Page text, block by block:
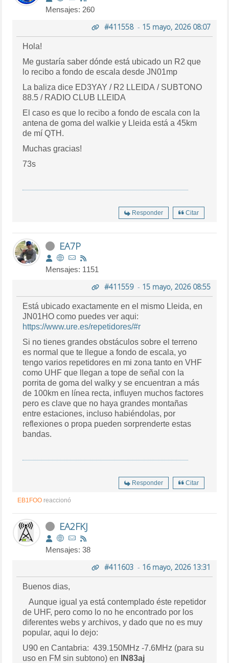
Mensajes: 260
#411558- 15 mayo, 2026 08:07
Hola!
Me gustaría saber dónde está ubicado un R2 que
lo recibo a fondo de escala desde JN01mp
La baliza dice ED3YAY / R2 LLEIDA / SUBTONO
88.5 / RADIO CLUB LLEIDA
El caso es que lo recibo a fondo de escala con la
antena de goma del walkie y Lleida está a 45km
de mí QTH.
Muchas gracias!
73s
Responder Citar
EA7P
Mensajes: 1151
#411559- 15 mayo, 2026 08:55
Está ubicado exactamente en el mismo Lleida, en
JN01HO como puedes ver aqui:
https://www.ure.es/repetidores/#r
Si no tienes grandes obstáculos sobre el terreno
es normal que te llegue a fondo de escala, yo
tengo varios repetidores en mi zona tanto en VHF
como UHF que llegan a tope de señal con la
porrita de goma del walky y se encuentran a más
de 100km en línea recta, influyen muchos factores
pero es clave que no haya grandes montañas
entre estaciones, incluso habiéndolas, por
reflexiones o propa pueden sorprenderte estas
bandas.
Responder Citar
EB1FOO reaccionó
EA2FKJ
Mensajes: 38
#411603- 16 mayo, 2026 13:31
Buenos dias,
Aunque igual ya está contemplado éste repetidor
de UHF, pero como lo no he encontrado por los
diferentes webs y archivos, y dado que no es muy
popular, aqui lo dejo:
U90 en Cantabria: 439.150MHz-7.6MHz (para su
uso en FM sin subtono) en
IN83aj